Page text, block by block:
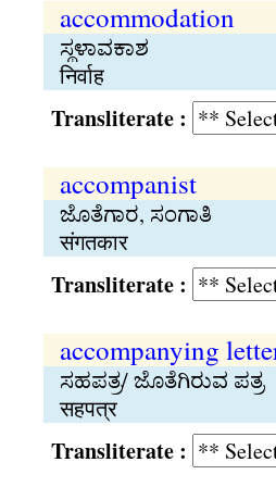
accommodation
ಸ್ಥಳಾವಕಾಶ
निर्वाह
Transliterate :
accompanist
ಜೊತೆಗಾರ, ಸಂಗಾತಿ
संगतकार
Transliterate :
accompanying
ಸಹಪತ್ರ/ ಜೊತೆಗಿರುವ ಪತ್ರ
सहपत्र
Transliterate :